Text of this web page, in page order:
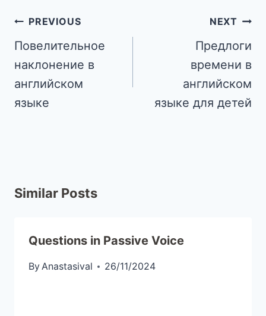
PREVIOUS
Повелительное
наклонение в
английском
языке
NEXT
Предлоги
времени в
английском
языке для детей
Similar Posts
Questions in Passive Voice
ByAnastasival 26/11/2024